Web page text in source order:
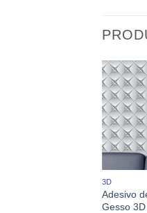
3D
Adesivo
Gesso